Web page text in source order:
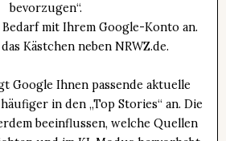
bevorzugen“.
mit Ihrem Google-Konto an.
Kästchen neben NRWZ.de.
Google Ihnen passende aktuelle
in den „Top Stories“ an. Die
beeinflussen, welche Quellen